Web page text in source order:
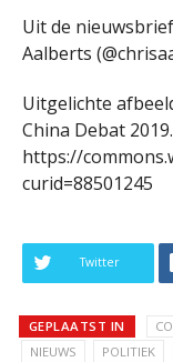
Uit de
Aalberts
Uitgelichte
China Debat
https://
curid=88501245
Twitter
GEPLAATST IN
NIEUWS
POLITIEK